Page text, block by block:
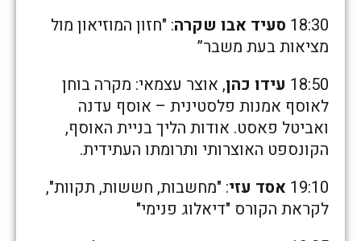
18:30 סעיד אבו שקרה: "חזון המוזיאון מול
מציאות בעת משבר”
18:50 עידו כהן, אוצר עצמאי: מקרה בוחן
לאוסף אמנות פלסטינית – אוסף עדנה
ואביטל פאסט. אודות הליך בניית האוסף,
הקונספט האוצרותי ותרומתו העתידית.
19:10 אסד עזי: "מחשבות, חששות, תקוות",
לקראת הקורס "דיאלוג פנימי"